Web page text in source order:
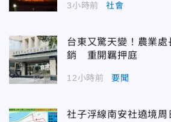
3小時前 社會
台東又驚天變！農業
銷 重開羈押庭
12小時前 要聞
社子浮線南安社遶境